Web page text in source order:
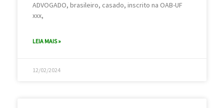
ADVOGADO, brasileiro, casado, inscrito na OAB-UF
xxx,
LEIA MAIS »
12/02/2024